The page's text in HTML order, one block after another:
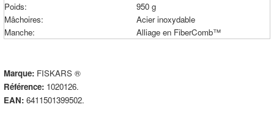
Poids:
950 g
Mâchoires:
Acier inoxydable
Manche:
Alliage en FiberComb™
Marque: FISKARS ®
Référence: 1020126.
EAN: 6411501399502.